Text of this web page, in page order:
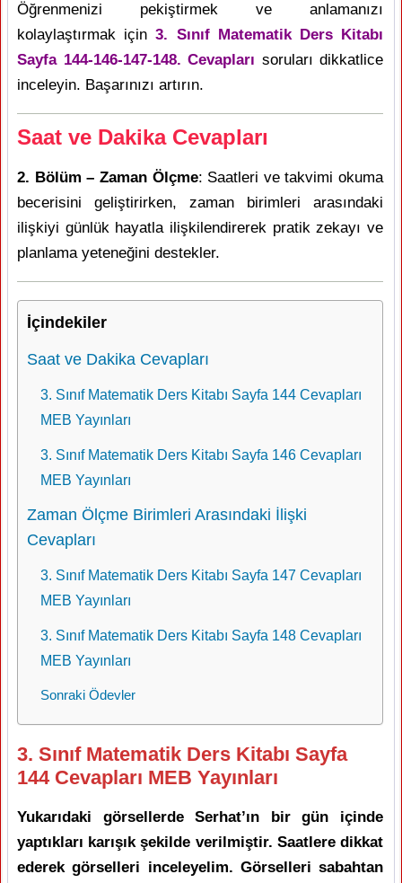
Öğrenmenizi pekiştirmek ve anlamanızı
kolaylaştırmak için3. Sınıf Matematik Ders Kitabı
Sayfa 144-146-147-148. Cevapları soruları dikkatlice
inceleyin. Başarınızı artırın.
Saat ve Dakika Cevapları
2. Bölüm – Zaman Ölçme: Saatleri ve takvimi okuma
becerisini geliştirirken, zaman birimleri arasındaki
ilişkiyi günlük hayatla ilişkilendirerek pratik zekayı ve
planlama yeteneğini destekler.
İçindekiler
Saat ve Dakika Cevapları
3. Sınıf Matematik Ders Kitabı Sayfa 144 Cevapları
MEB Yayınları
3. Sınıf Matematik Ders Kitabı Sayfa 146 Cevapları
MEB Yayınları
Zaman Ölçme Birimleri Arasındaki İlişki
Cevapları
3. Sınıf Matematik Ders Kitabı Sayfa 147 Cevapları
MEB Yayınları
3. Sınıf Matematik Ders Kitabı Sayfa 148 Cevapları
MEB Yayınları
Sonraki Ödevler
3. Sınıf Matematik Ders Kitabı Sayfa
144 Cevapları MEB Yayınları
Yukarıdaki görsellerde Serhat’ın bir gün içinde
yaptıkları karışık şekilde verilmiştir. Saatlere dikkat
ederek görselleri inceleyelim. Görselleri sabahtan